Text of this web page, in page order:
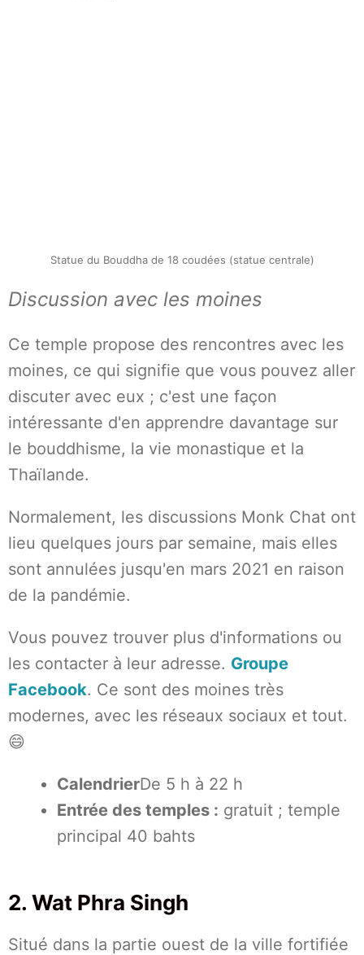
Statue du Bouddha de 18 coudées (statue centrale)
Discussion avec les moines
Ce temple propose des rencontres avec les
moines, ce qui signifie que vous pouvez aller
discuter avec eux ; c'est une façon
intéressante d'en apprendre davantage sur
le bouddhisme, la vie monastique et la
Thaïlande.
Normalement, les discussions Monk Chat ont
lieu quelques jours par semaine, mais elles
sont annulées jusqu'en mars 2021 en raison
de la pandémie.
Vous pouvez trouver plus d'informations ou
les contacter à leur adresse. Groupe
Facebook. Ce sont des moines très
modernes, avec les réseaux sociaux et tout.
😄
CalendrierDe 5 h à 22 h
Entrée des temples : gratuit ; temple
principal 40 bahts
2. Wat Phra Singh
Situé dans la partie ouest de la ville fortifiée